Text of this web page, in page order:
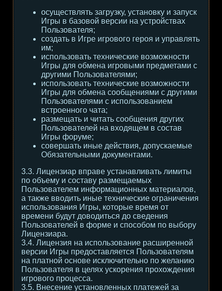
осуществлять загрузку, установку и запуск
Игры в базовой версии на устройствах
Пользователя;
создать в Игре игрового героя и управлять
им;
использовать технические возможности
Игры для обмена игровыми предметами с
другими Пользователями;
использовать технические возможности
Игры для обмена сообщениями с другими
Пользователями с использованием
встроенного чата;
размещать и читать сообщения других
Пользователей на входящем в состав
Игры форуме;
совершать иные действия, допускаемые
Обязательными документами.
3.3. Лицензиар вправе устанавливать лимиты
по объему и составу размещаемых
Пользователем информационных материалов,
а также вводить иные технические ограничения
использования Игры, которые время от
времени будут доводиться до сведения
Пользователей в форме и способом по выбору
Лицензиара.
3.4. Лицензия на использование расширенной
версии Игры предоставляется Пользователям
на платной основе исключительно по желанию
Пользователя в целях ускорения прохождения
игрового процесса.
3.5. Внесение установленных платежей за